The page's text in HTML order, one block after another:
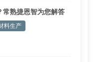
常熟捷恩智为您解答
料生产